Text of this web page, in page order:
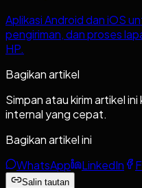
Aplikasi Android dan iOS
pengiriman, dan proses
HP.
Bagikan artikel
Simpan atau kirim artikel
internal yang cepat.
Bagikan artikel ini
WhatsApp
LinkedIn
Salin tautan